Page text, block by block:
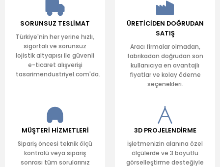
SORUNSUZ TESLİMAT
Türkiye'nin her yerine hızlı,
sigortalı ve sorunsuz
lojistik altyapısı ile güvenli
e-ticaret alışverişi
tasarimendustriyel.com'da.
ÜRETİCİDEN DOĞRUDAN
SATIŞ
Aracı firmalar olmadan,
fabrikadan doğrudan son
kullanıcıya en avantajlı
fiyatlar ve kolay ödeme
seçenekleri.
MÜŞTERİ HİZMETLERİ
Sipariş öncesi teknik ölçü
kontrolü veya sipariş
sonrası tüm sorularınız
3D PROJELENDİRME
İşletmenizin alanına özel
ölçülerde ve 3 boyutlu
görselleştirme desteğiyle